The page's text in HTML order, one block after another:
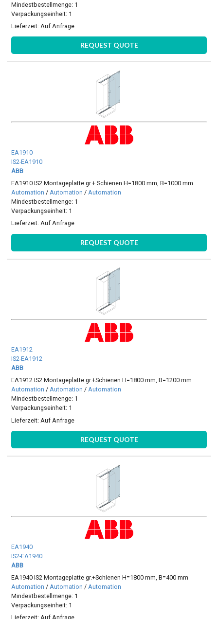
Mindestbestellmenge: 1
Verpackungseinheit: 1
Lieferzeit: Auf Anfrage
REQUEST QUOTE
EA1910
IS2-EA1910
ABB
EA1910 IS2 Montageplatte gr.+ Schienen H=1800 mm, B=1000 mm
Automation / Automation / Automation
Mindestbestellmenge: 1
Verpackungseinheit: 1
Lieferzeit:Auf Anfrage
REQUEST QUOTE
EA1912
IS2-EA1912
ABB
EA1912 IS2 Montageplatte gr.+Schienen H=1800 mm, B=1200 mm
Automation /Automation /Automation
Mindestbestellmenge: 1
Verpackungseinheit: 1
Lieferzeit: Auf Anfrage
REQUEST QUOTE
EA1940
IS2-EA1940
ABB
EA1940 IS2 Montageplatte gr.+Schienen H=1800 mm, B=400 mm
Automation / Automation / Automation
Mindestbestellmenge: 1
Verpackungseinheit: 1
Lieferzeit: Auf Anfrage